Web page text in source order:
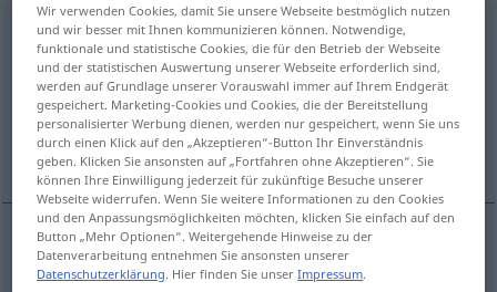
behom
Übersicht aller Übersetzungen
(Für mehr Details die Übersetzung anklicken/antippen)
laufend, im Laufschritt
laufend, im Laufschritt behom
Wir verwenden Cookies, damit Sie unsere Webseite bestmöglich nutzen
und wir besser mit Ihnen kommunizieren können. Notwendige,
funktionale und statistische Cookies, die für den Betrieb der Webseite
und der statistischen Auswertung unserer Webseite erforderlich sind,
werden auf Grundlage unserer Vorauswahl immer auf Ihrem Endgerät
gespeichert. Marketing-Cookies und Cookies, die der Bereitstellung
personalisierter Werbung dienen, werden nur gespeichert, wenn Sie uns
durch einen Klick auf den „Akzeptieren“-Button Ihr Einverständnis
geben. Klicken Sie ansonsten auf „Fortfahren ohne Akzeptieren“. Sie
können Ihre Einwilligung jederzeit für zukünftige Besuche unserer
Webseite widerrufen. Wenn Sie weitere Informationen zu den Cookies
und den Anpassungsmöglichkeiten möchten, klicken Sie einfach auf den
Button „Mehr Optionen“. Weitergehende Hinweise zu der
Datenverarbeitung entnehmen Sie ansonsten unserer
Datenschutzerklärung. Hier finden Sie unserImpressum.